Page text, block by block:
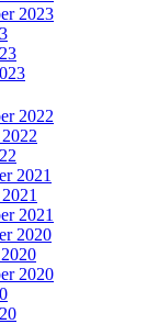
2023
2022
2021
2021
2020
2020